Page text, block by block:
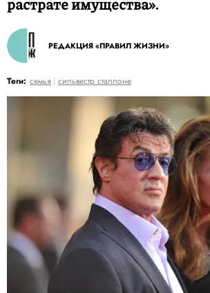
растрате имущества».
РЕДАКЦИЯ «ПРАВИЛ ЖИЗНИ»
Теги: семья сильвестр сталлоне